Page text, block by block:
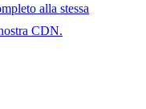
alla stessa
CDN.